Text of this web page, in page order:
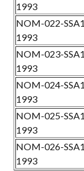
1993
NOM-022-
1993
NOM-023-
1993
NOM-024-
1993
NOM-025-
1993
NOM-026-
1993